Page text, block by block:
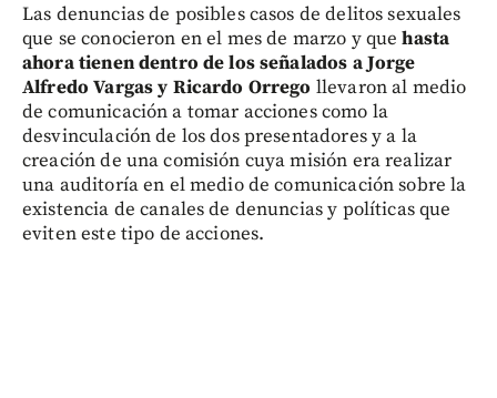
Las denuncias de posibles casos de delitos sexuales
que se conocieron en el mes de marzo y quehasta
ahora tienen dentro de los señalados a Jorge
Alfredo Vargas y Ricardo Orrego llevaron al medio
de comunicación a tomar acciones como la
desvinculación de los dos presentadores y a la
creación de una comisión cuya misión era realizar
una auditoría en el medio de comunicación sobre la
existencia de canales de denuncias y políticas que
eviten este tipo de acciones.